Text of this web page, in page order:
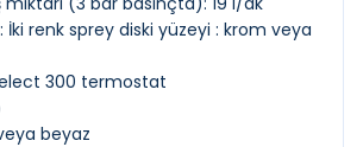
İki renk sprey diski yüzeyi : krom veya
300 termostat
beyaz